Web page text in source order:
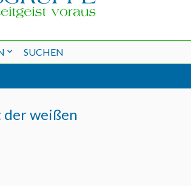
SUCHEN
der weißen